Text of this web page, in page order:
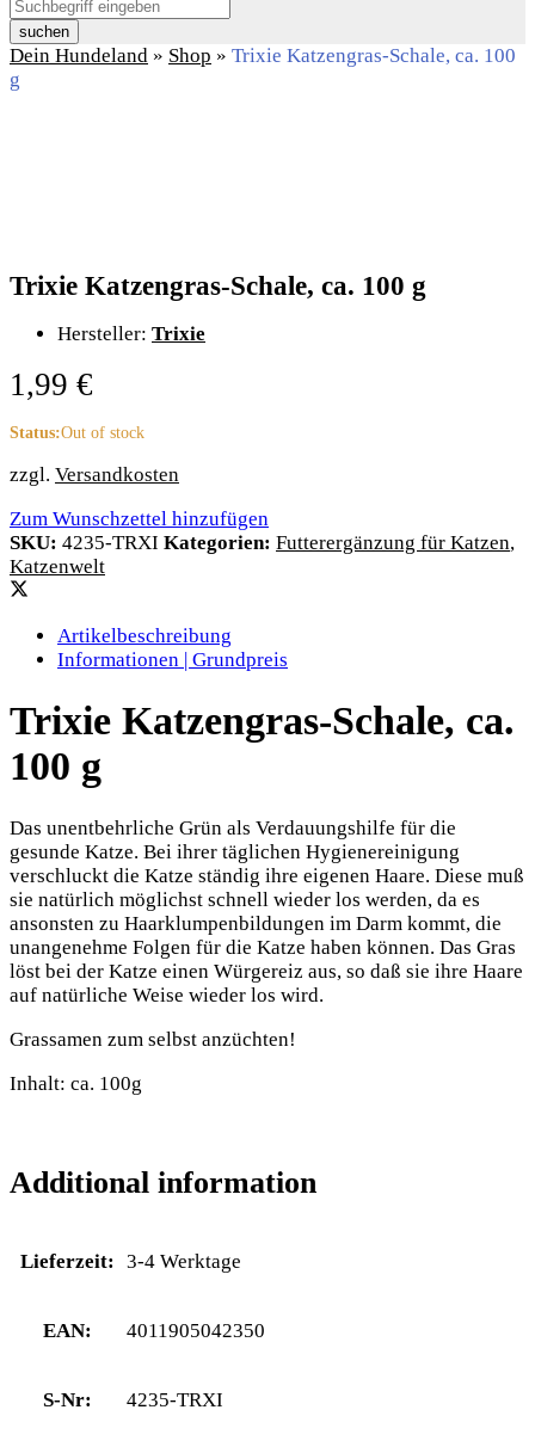
suchen
Dein Hundeland » Shop » Trixie Katzengras-Schale, ca. 100
g
Trixie Katzengras-Schale, ca. 100 g
Hersteller: Trixie
1,99 €
Status:Out of stock
zzgl. Versandkosten
Zum Wunschzettel hinzufügen
SKU: 4235-TRXI Kategorien: Futterergänzung für Katzen,
Katzenwelt
Artikelbeschreibung
Informationen | Grundpreis
Trixie Katzengras-Schale, ca.
100 g
Das unentbehrliche Grün als Verdauungshilfe für die
gesunde Katze. Bei ihrer täglichen Hygienereinigung
verschluckt die Katze ständig ihre eigenen Haare. Diese muß
sie natürlich möglichst schnell wieder los werden, da es
ansonsten zu Haarklumpenbildungen im Darm kommt, die
unangenehme Folgen für die Katze haben können. Das Gras
löst bei der Katze einen Würgereiz aus, so daß sie ihre Haare
auf natürliche Weise wieder los wird.
Grassamen zum selbst anzüchten!
Inhalt: ca. 100g
Additional information
Lieferzeit: 3-4 Werktage
EAN: 4011905042350
S-Nr: 4235-TRXI